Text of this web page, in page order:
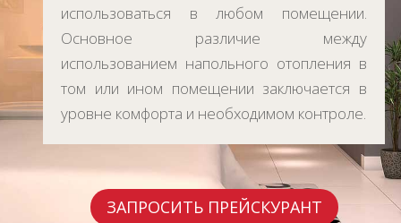
использоваться в любом помещении.
Основное различие между
использованием напольного отопления в
том или ином помещении заключается в
уровне комфорта и необходимом контроле.
ЗАПРОСИТЬ ПРЕЙСКУРАНТ